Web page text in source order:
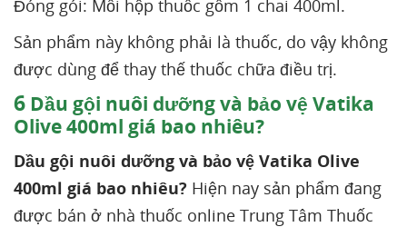
Đóng gói: Mỗi hộp thuốc gồm 1 chai 400ml.
Sản phẩm này không phải là thuốc, do vậy không
được dùng để thay thế thuốc chữa điều trị.
6 Dầu gội nuôi dưỡng và bảo vệ Vatika
Olive 400ml giá bao nhiêu?
Dầu gội nuôi dưỡng và bảo vệ Vatika Olive
400ml giá bao nhiêu? Hiện nay sản phẩm đang
được bán ở nhà thuốc online Trung Tâm Thuốc